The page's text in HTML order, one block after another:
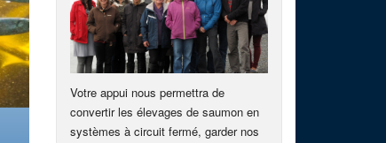
Votre appui nous permettra de
convertir les élevages de saumon en
systèmes à circuit fermé, garder nos